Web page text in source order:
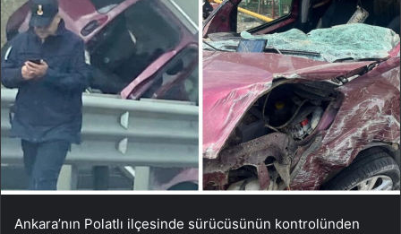
Ankara’nın Polatlı ilçesinde sürücüsünün kontrolünden